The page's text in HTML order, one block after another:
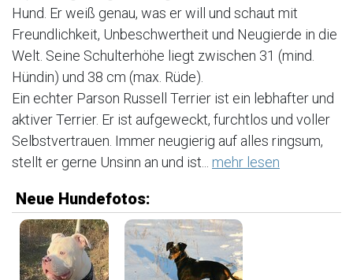
Hund. Er weiß genau, was er will und schaut mit
Freundlichkeit, Unbeschwertheit und Neugierde in die
Welt. Seine Schulterhöhe liegt zwischen 31 (mind.
Hündin) und 38 cm (max. Rüde).
Ein echter Parson Russell Terrier ist ein lebhafter und
aktiver Terrier. Er ist aufgeweckt, furchtlos und voller
Selbstvertrauen. Immer neugierig auf alles ringsum,
stellt er gerne Unsinn an und ist... mehr lesen
Neue Hundefotos: